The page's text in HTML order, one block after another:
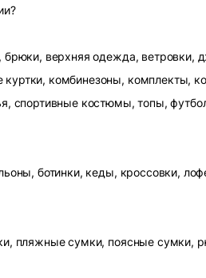
верхняя одежда, ветровки,
комбинезоны, комплекты,
спортивные костюмы, топы,
ботинки, кеды, кроссовки,
пляжные сумки, поясные сумки,